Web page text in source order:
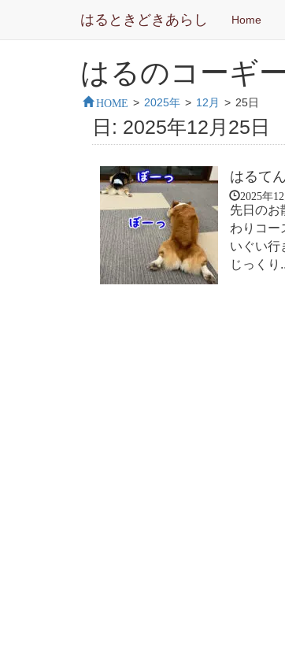
はるときどきあらし Home
はるのコーギ
HOME > 2025年 > 12月 > 25日
日: 2025年12月25日
はるて
2025年
先日のお
わりコー
いぐい行
じっくり